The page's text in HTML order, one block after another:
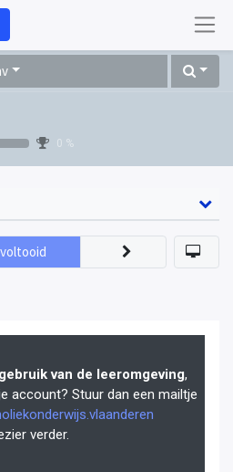
0 %
gebruik van de leeromgeving,
account? Stuur dan een mailtje
verder.